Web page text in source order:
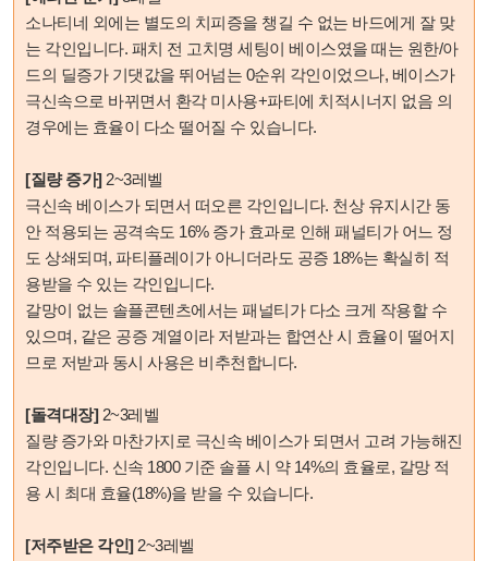
소나티네 외에는 별도의 치피증을 챙길 수 없는 바드에게 잘 맞
는 각인입니다. 패치 전 고치명 세팅이 베이스였을 때는 원한/아
드의 딜증가 기댓값을 뛰어넘는 0순위 각인이었으나, 베이스가
극신속으로 바뀌면서 환각 미사용+파티에 치적시너지 없음 의
경우에는 효율이 다소 떨어질 수 있습니다.
[질량 증가]2~3레벨
극신속 베이스가 되면서 떠오른 각인입니다. 천상 유지시간 동
안 적용되는 공격속도 16% 증가 효과로 인해 패널티가 어느 정
도 상쇄되며, 파티플레이가 아니더라도 공증 18%는 확실히 적
용받을 수 있는 각인입니다.
갈망이 없는 솔플콘텐츠에서는 패널티가 다소 크게 작용할 수
있으며, 같은 공증 계열이라 저받과는 합연산 시 효율이 떨어지
므로 저받과 동시 사용은 비추천합니다.
[돌격대장] 2~3레벨
질량 증가와 마찬가지로 극신속 베이스가 되면서 고려 가능해진
각인입니다. 신속 1800 기준 솔플 시 약 14%의 효율로, 갈망 적
용 시 최대 효율(18%)을 받을 수 있습니다.
[저주받은 각인]2~3레벨